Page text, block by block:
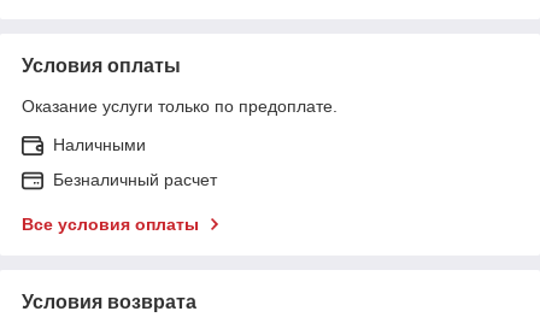
Условия оплаты
Оказание услуги только по предоплате.
Наличными
Безналичный расчет
Все условия оплаты
Условия возврата